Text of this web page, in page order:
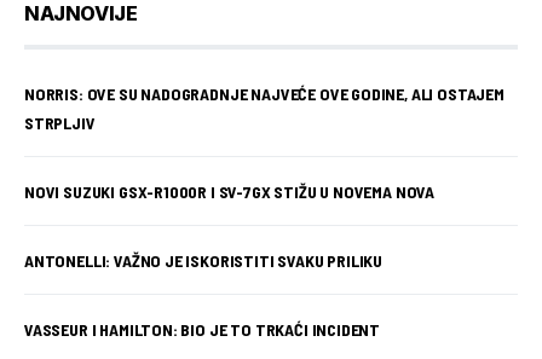
NAJNOVIJE
NORRIS: OVE SU NADOGRADNJE NAJVEĆE OVE GODINE, ALI OSTAJEM
STRPLJIV
NOVI SUZUKI GSX-R1000R I SV-7GX STIŽU U NOVEMA NOVA
ANTONELLI: VAŽNO JE ISKORISTITI SVAKU PRILIKU
VASSEUR I HAMILTON: BIO JE TO TRKAĆI INCIDENT